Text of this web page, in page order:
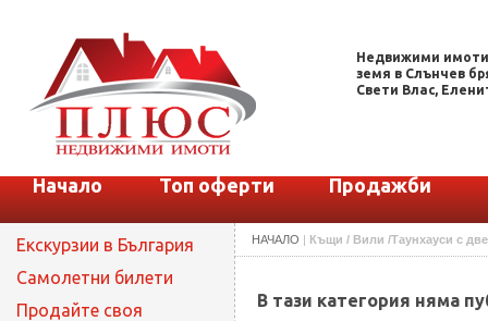
Недвижими
земя в Слънчев
Свети Влас,
Начало Топ оферти Продажби
Екскурзии в България
Самолетни билети
Продайте своя
НАЧАЛО | Къщи / Вили /Таунхауси с
В тази категория няма